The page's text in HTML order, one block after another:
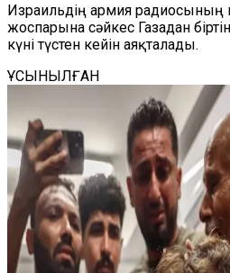
Израильдің армия радиосының
жоспарына сәйкес Газадан
күні түстен кейін аяқталады.​​​​​​​
ҰСЫНЫЛҒАН